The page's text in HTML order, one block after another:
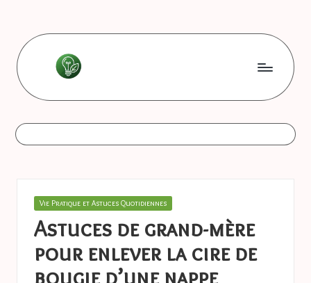
content
L
e
s
o
n
n
e
astuces
Posted
Vie Pratique et Astuces Quotidiennes
Astuces de grand-mère
pour enlever la cire de
bougie d’une nappe